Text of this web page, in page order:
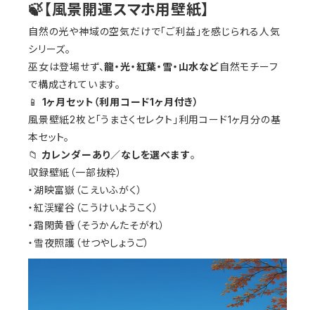
🍃【風景開運スマホ用壁紙】
自然の光や神域の空気だけで「ご利益」を感じられる人気
シリーズ。
巫女は登場せず、龍・光・紅葉・雪・山水など自然モチーフ
で構成されています。
📱 1ヶ月セット（利用コード1ヶ月付き）
風景壁紙2枚と「うまさくセレクト」利用コード1ヶ月分の基
本セット。
📁 カレンダーあり／なしを選べます。
収録壁紙（一部抜粋）
・湖映富嶽（こえいふがく）
・紅渓耀谷（こうけいようこく）
・霜閑黄昏（そうかんたそがれ）
・雪夜照護（せつやしょうご）